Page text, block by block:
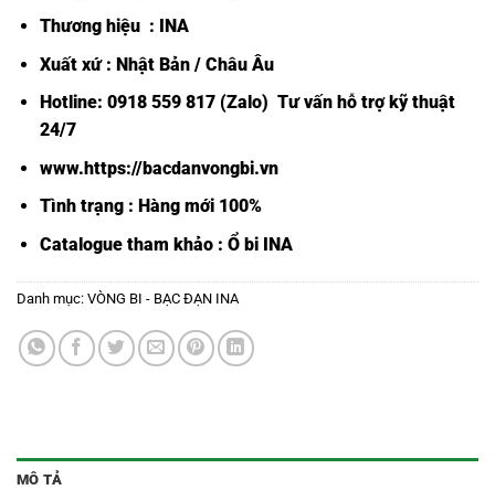
Thương hiệu : INA
Xuất xứ : Nhật Bản / Châu Âu
Hotline: 0918 559 817 (Zalo) Tư vấn hỗ trợ kỹ thuật
24/7
www.https://bacdanvongbi.vn
Tình trạng : Hàng mới 100%
Catalogue tham khảo : Ổ bi INA
Danh mục: VÒNG BI - BẠC ĐẠN INA
MÔ TẢ